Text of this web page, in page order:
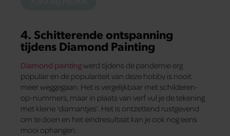
4. Schitterende ontspanning
tijdens Diamond Painting
Diamond painting werd tijdens de pandemie erg
populair en de populariteit van deze hobby is nooit
meer weggegaan. Het is vergelijkbaar met schilderen-
op-nummers, maar in plaats van verf vul je de tekening
met kleine ‘diamantjes’. Het is ontzettend rustgevend
om te doen en het eindresultaat kan je ook nog eens
mooi ophangen.